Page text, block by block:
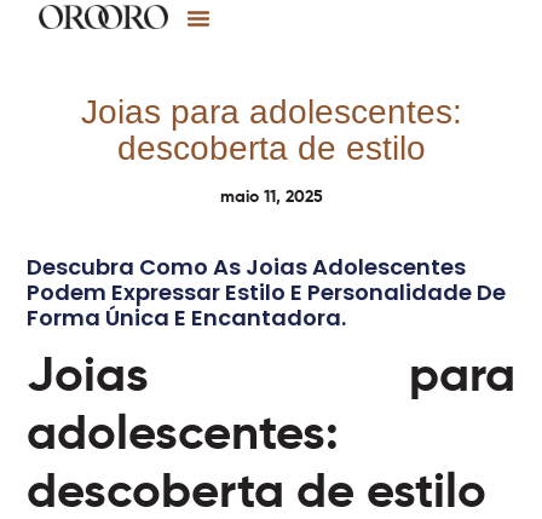
Joias para adolescentes:
descoberta de estilo
maio 11, 2025
Descubra Como As Joias Adolescentes
Podem Expressar Estilo E Personalidade De
Forma Única E Encantadora.
Joias para
adolescentes:
descoberta de estilo